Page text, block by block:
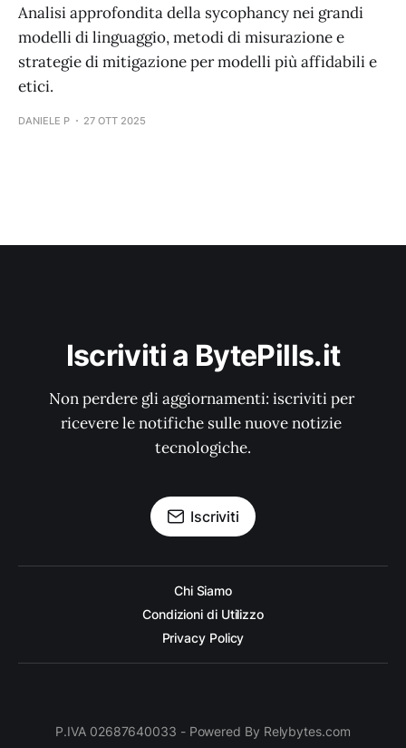
Analisi approfondita della sycophancy nei grandi
modelli di linguaggio, metodi di misurazione e
strategie di mitigazione per modelli più affidabili e
etici.
DANIELE P 27 OTT 2025
Iscriviti a BytePills.it
Non perdere gli aggiornamenti: iscriviti per
ricevere le notifiche sulle nuove notizie
tecnologiche.
Iscriviti
Chi Siamo
Condizioni di Utilizzo
Privacy Policy
P.IVA 02687640033 - Powered By Relybytes.com